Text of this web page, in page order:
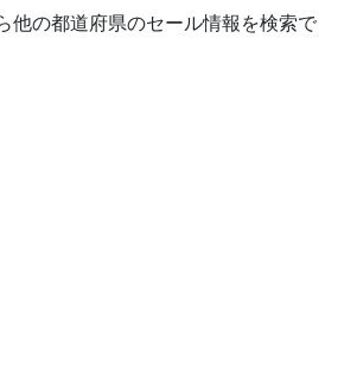
他の都道府県のセール情報を検索で